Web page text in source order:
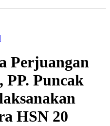
Perjuangan
Puncak
HSN 20